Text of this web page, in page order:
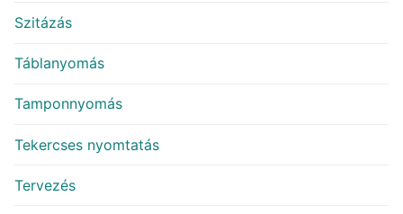
Szitázás
Táblanyomás
Tamponnyomás
Tekercses nyomtatás
Tervezés